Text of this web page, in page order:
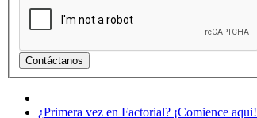
¿Primera vez en Factorial? ¡Comience aqui!